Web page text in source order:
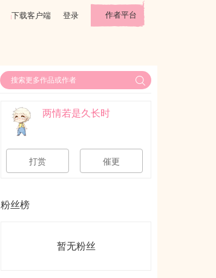
下载客户端 登录 作者平台
两情若是久长时
打赏 催更
粉丝榜
暂无粉丝